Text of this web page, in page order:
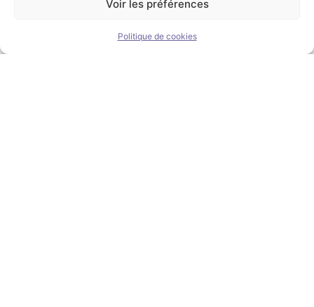
Voir les préférences
Politique de cookies